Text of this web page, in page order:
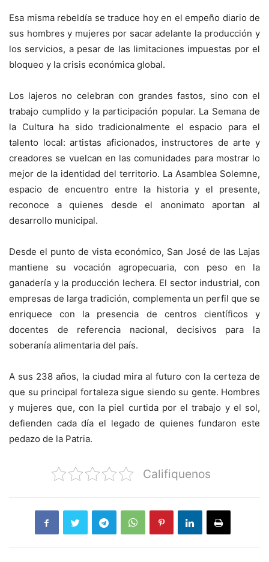
Esa misma rebeldía se traduce hoy en el empeño diario de
sus hombres y mujeres por sacar adelante la producción y
los servicios, a pesar de las limitaciones impuestas por el
bloqueo y la crisis económica global.
Los lajeros no celebran con grandes fastos, sino con el
trabajo cumplido y la participación popular. La Semana de
la Cultura ha sido tradicionalmente el espacio para el
talento local: artistas aficionados, instructores de arte y
creadores se vuelcan en las comunidades para mostrar lo
mejor de la identidad del territorio. La Asamblea Solemne,
espacio de encuentro entre la historia y el presente,
reconoce a quienes desde el anonimato aportan al
desarrollo municipal.
Desde el punto de vista económico, San José de las Lajas
mantiene su vocación agropecuaria, con peso en la
ganadería y la producción lechera. El sector industrial, con
empresas de larga tradición, complementa un perfil que se
enriquece con la presencia de centros científicos y
docentes de referencia nacional, decisivos para la
soberanía alimentaria del país.
A sus 238 años, la ciudad mira al futuro con la certeza de
que su principal fortaleza sigue siendo su gente. Hombres
y mujeres que, con la piel curtida por el trabajo y el sol,
defienden cada día el legado de quienes fundaron este
pedazo de la Patria.
Califiquenos